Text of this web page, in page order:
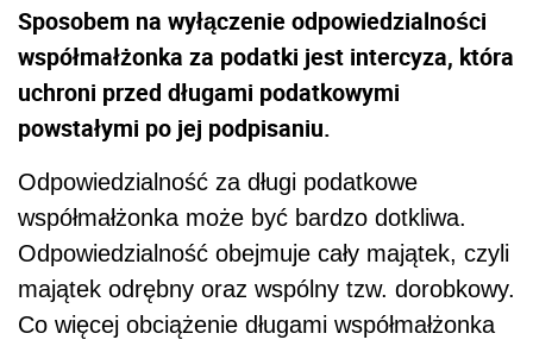
Sposobem na wyłączenie odpowiedzialności
współmałżonka za podatki jest intercyza, która
uchroni przed długami podatkowymi
powstałymi po jej podpisaniu.
Odpowiedzialność za długi podatkowe
współmałżonka może być bardzo dotkliwa.
Odpowiedzialność obejmuje cały majątek, czyli
majątek odrębny oraz wspólny tzw. dorobkowy.
Co więcej obciążenie długami współmałżonka